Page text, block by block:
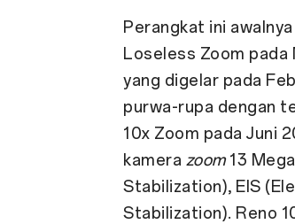
Perangkat ini
Loseless Zoom pada
yang digelar pada
purwa-rupa dengan
10x Zoom pada Juni
kamera zoom13
Stabilization), EIS
Stabilization). Reno